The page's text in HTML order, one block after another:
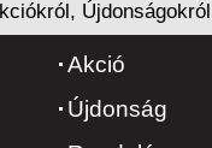
Újdonságokról
Akció
Újdonság